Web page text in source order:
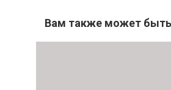
Вам также может быть